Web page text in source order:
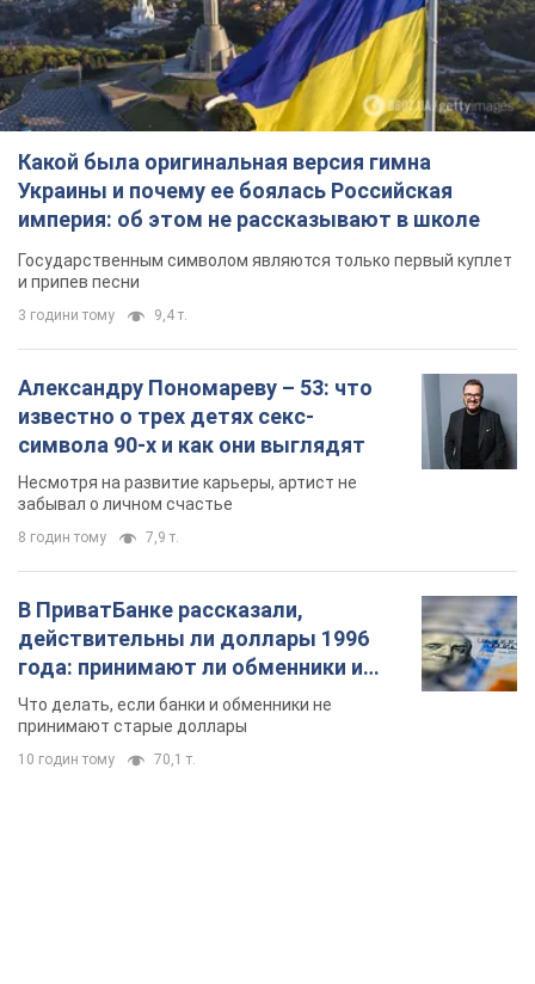
Какой была оригинальная версия гимна
Украины и почему ее боялась Российская
империя: об этом не рассказывают в школе
Государственным символом являются только первый куплет
и припев песни
3 години тому 9,4 т.
Александру Пономареву – 53: что
известно о трех детях секс-
символа 90-х и как они выглядят
Несмотря на развитие карьеры, артист не
забывал о личном счастье
8 годин тому 7,9 т.
В ПриватБанке рассказали,
действительны ли доллары 1996
года: принимают ли обменники и
банки такие купюры
Что делать, если банки и обменники не
принимают старые доллары
10 годин тому 70,1 т.